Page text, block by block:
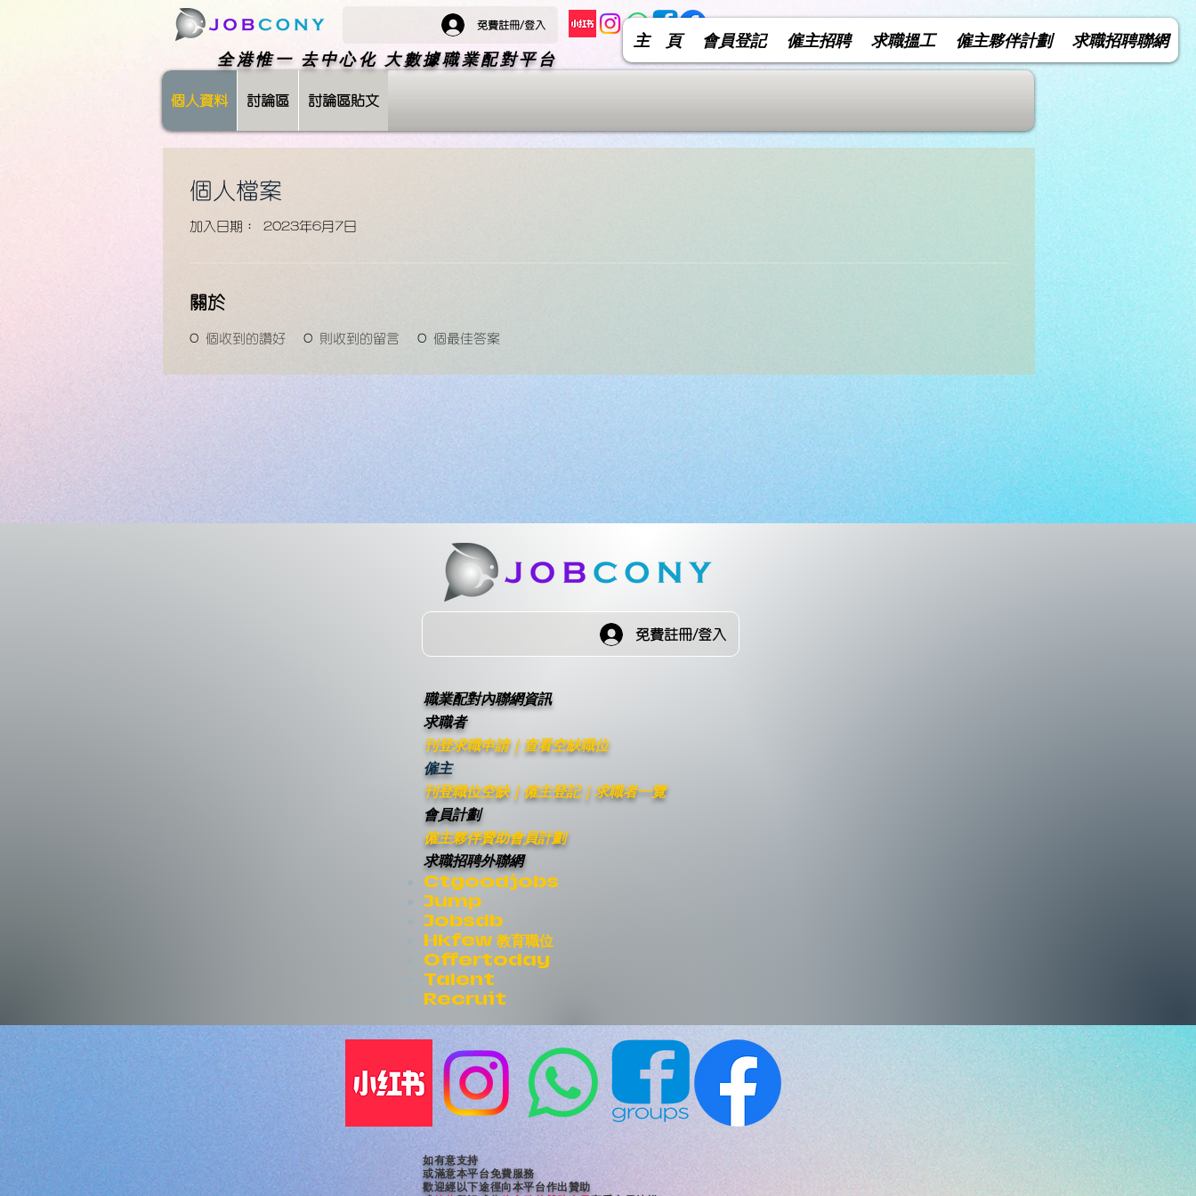
主 頁 會員登記 僱主招聘 求職搵工 僱主夥伴計劃 求職招聘聯網
免費註冊/登入
​全港惟一 去中心化 大數據職業配對平台
個人檔案
加入日期： 2023年6月7日
關於
0 個收到的讚好 0 則收到的留言 0 個最佳答案
個人資料 討論區 討論區貼文
免費註冊/登入
職業配對內聯網資訊
求職者
刊登求職申請｜ 查看空缺職位
僱主
刊登職位空缺｜僱主登記｜求職者一覽
會員計劃
僱主夥伴贊助會員計劃
求職招聘外聯網
Ctgoodjobs
Jump
Jobsdb
Hkfew 教育職位
Offertoday
Talent
Recruit
如有意支持
或滿意本平台免費服務
歡迎經以下途徑向本平台作出贊助